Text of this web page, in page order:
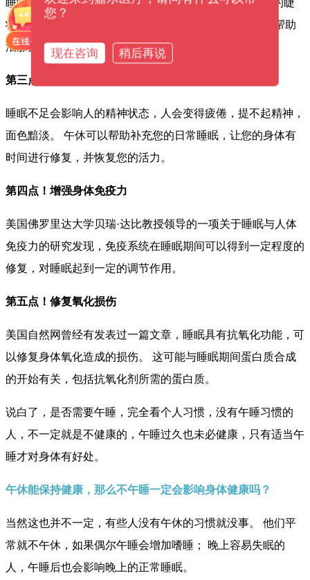
状肌得到休息，可有效防止视力下降。 闭眼休息还可以帮助
泪腺分泌泪水，滋润长期工作的干涩眼睛。
第三点！增强活力，元气满满
睡眠不足会影响人的精神状态，人会变得疲倦，提不起精神，
面色黯淡。 午休可以帮助补充您的日常睡眠，让您的身体有
时间进行修复，并恢复您的活力。
第四点！增强身体免疫力
美国佛罗里达大学贝瑞·达比教授领导的一项关于睡眠与人体
免疫力的研究发现，免疫系统在睡眠期间可以得到一定程度的
修复，对睡眠起到一定的调节作用。
第五点！修复氧化损伤
美国自然网曾经有发表过一篇文章，睡眠具有抗氧化功能，可
以修复身体氧化造成的损伤。 这可能与睡眠期间蛋白质合成
的开始有关，包括抗氧化剂所需的蛋白质。
说白了，是否需要午睡，完全看个人习惯，没有午睡习惯的
人，不一定就是不健康的，午睡过久也未必健康，只有适当午
睡才对身体有好处。
午休能保持健康，那么不午睡一定会影响身体健康吗？
当然这也并不一定，有些人没有午休的习惯就没事。 他们平
常就不午休，如果偶尔午睡会增加嗜睡； 晚上容易失眠的
人，午睡后也会影响晚上的正常睡眠。
您？
现在咨询 稍后再说